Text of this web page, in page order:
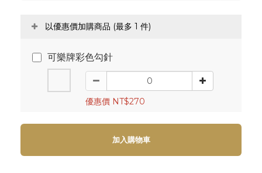
以優惠價加購商品 (最多 1 件)
可樂牌彩色勾針
優惠價 NT$270
加入購物車